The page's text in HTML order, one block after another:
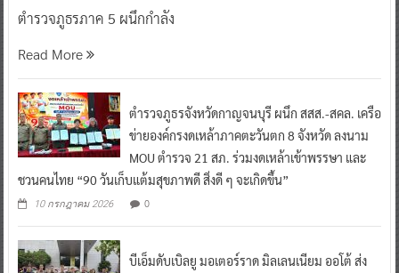
ตำรวจภูธรภาค 5 ผนึกกำลัง
Read More
ตำรวจภูธรจังหวัดกาญจนบุรี ผนึก สสส.-สคล. เครือ
ข่ายองค์กรงดเหล้าภาคตะวันตก 8 จังหวัด ลงนาม
MOU ตำรวจ 21 สภ. ร่วมงดเหล้าเข้าพรรษา และ
ชวนคนไทย “90 วันเก็บแต้มสุขภาพดี สิ่งดี ๆ จะเกิดขึ้น”
10 กรกฎาคม 2026 0
บีเอ็มดับเบิลยู มอเตอร์ราด มิลเลนเนียม ออโต้ ส่ง